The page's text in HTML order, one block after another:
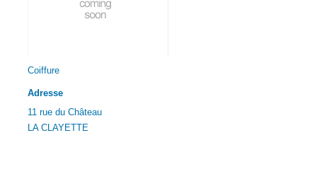
Coiffure
Adresse
11 rue du Château
LA CLAYETTE